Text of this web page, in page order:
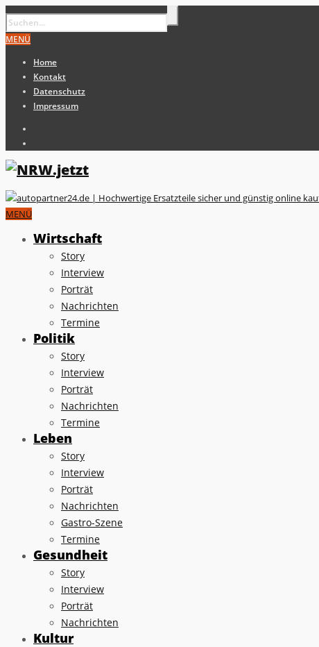
MENÜ
Home
Kontakt
Datenschutz
Impressum
MENÜ
Wirtschaft
Story
Interview
Porträt
Nachrichten
Termine
Politik
Story
Interview
Porträt
Nachrichten
Termine
Leben
Story
Interview
Porträt
Nachrichten
Gastro-Szene
Termine
Gesundheit
Story
Interview
Porträt
Nachrichten
Kultur